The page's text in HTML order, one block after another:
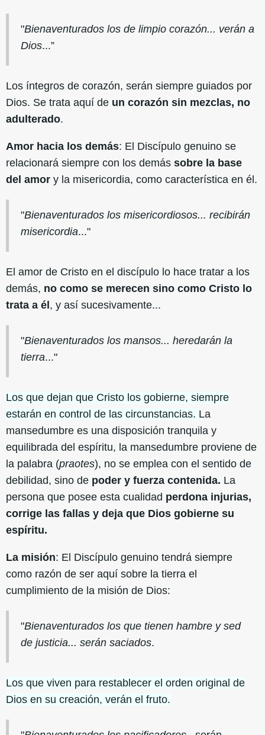
"Bienaventurados los de limpio corazón... verán a
Dios...”
Los íntegros de corazón, serán siempre guiados por
Dios. Se trata aquí de un corazón sin mezclas, no
adulterado.
Amor hacia los demás: El Discípulo genuino se
relacionará siempre con los demás sobre la base
del amor y la misericordia, como característica en él.
"Bienaventurados los misericordiosos... recibirán
misericordia..."
El amor de Cristo en el discípulo lo hace tratar a los
demás, no como se merecen sino como Cristo lo
trata a él, y así sucesivamente...
"Bienaventurados los mansos... heredarán la
tierra..."
Los que dejan que Cristo los gobierne, siempre
estarán en control de las circunstancias. La
mansedumbre es una disposición tranquila y
equilibrada del espíritu, la mansedumbre proviene de
la palabra (praotes), no se emplea con el sentido de
debilidad, sino de poder y fuerza contenida. La
persona que posee esta cualidad perdona injurias,
corrige las fallas y deja que Dios gobierne su
espíritu.
La misión: El Discípulo genuino tendrá siempre
como razón de ser aquí sobre la tierra el
cumplimiento de la misión de Dios:
"Bienaventurados los que tienen hambre y sed
de justicia... serán saciados.
Los que viven para restablecer el orden original de
Dios en su creación, verán el fruto.